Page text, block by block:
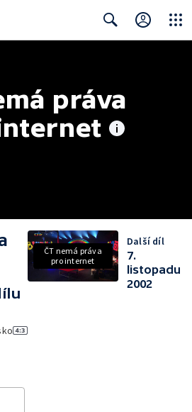
práva
ČT nemá práva
pro internet
Další díl
7.
listopadu
2002